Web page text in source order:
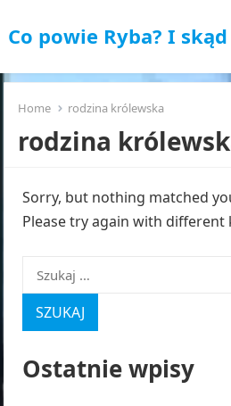
Co powie Ryba? I
Home rodzina królewska
rodzina
Sorry, but nothing matched
Please try again with different
Szukaj:
Ostatnie wpisy